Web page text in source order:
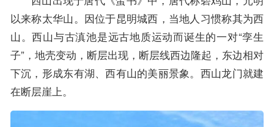
以来称太华山。因位于昆明城西，当地人习惯称其为西
山。西山与古滇池是远古地质运动而诞生的一对“孪生
子”，地壳变动，断层出现，断层线西边隆起，东边相对
下沉，形成东有湖、西有山的美丽景象。西山龙门就建
在断层崖上。